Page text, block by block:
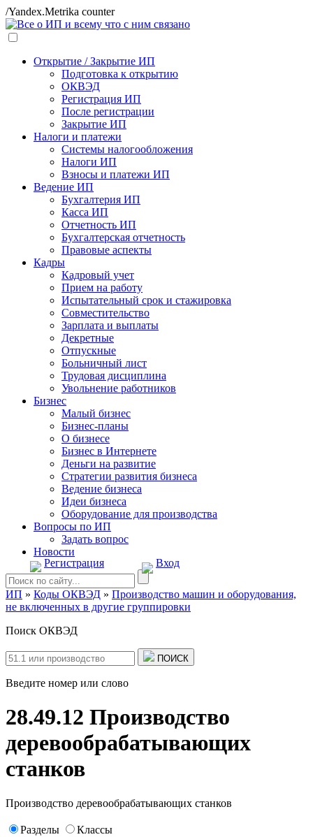
/Yandex.Metrika counter
Открытие / Закрытие ИП
Подготовка к открытию
ОКВЭД
Регистрация ИП
После регистрации
Закрытие ИП
Налоги и платежи
Системы налогообложения
Налоги ИП
Взносы и платежи ИП
Ведение ИП
Бухгалтерия ИП
Касса ИП
Отчетность ИП
Бухгалтерская отчетность
Правовые аспекты
Кадры
Кадровый учет
Прием на работу
Испытательный срок и стажировка
Совместительство
Зарплата и выплаты
Декретные
Отпускные
Больничный лист
Трудовая дисциплина
Увольнение работников
Бизнес
Малый бизнес
Бизнес-планы
О бизнесе
Бизнес в Интернете
Деньги на развитие
Стратегии развития бизнеса
Ведение бизнеса
Идеи бизнеса
Оборудование для производства
Вопросы по ИП
Задать вопрос
Новости
Регистрация
Вход
ИП » Коды ОКВЭД » Производство машин и оборудования,
не включенных в другие группировки
Поиск ОКВЭД
ПОИСК
Введите номер или слово
28.49.12 Производство
деревообрабатывающих
станков
Производство деревообрабатывающих станков
Разделы
Классы